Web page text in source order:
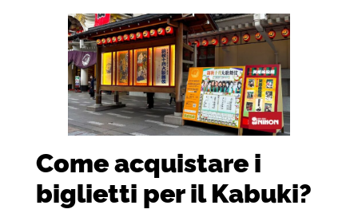
Come acquistare i
biglietti per il Kabuki?